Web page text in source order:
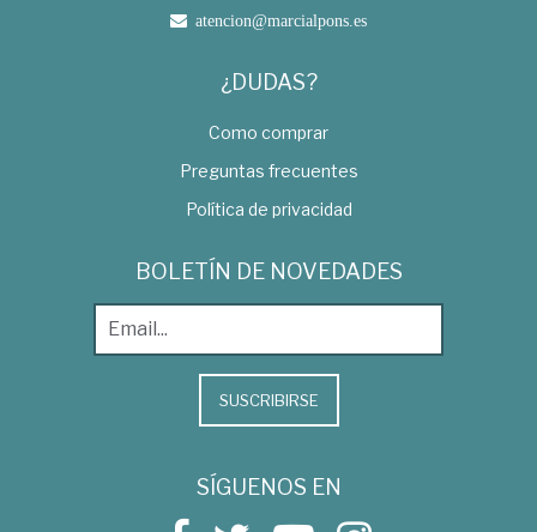
atencion@marcialpons.es
¿DUDAS?
Como comprar
Preguntas frecuentes
Política de privacidad
BOLETÍN DE NOVEDADES
SUSCRIBIRSE
SÍGUENOS EN